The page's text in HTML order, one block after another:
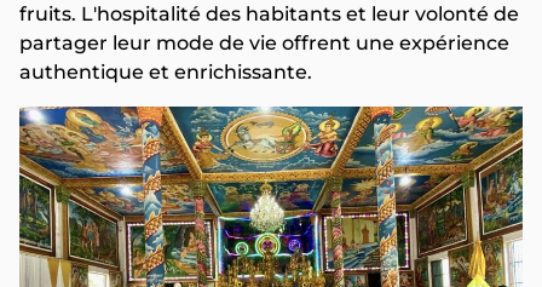
fruits. L'hospitalité des habitants et leur volonté de
partager leur mode de vie offrent une expérience
authentique et enrichissante.